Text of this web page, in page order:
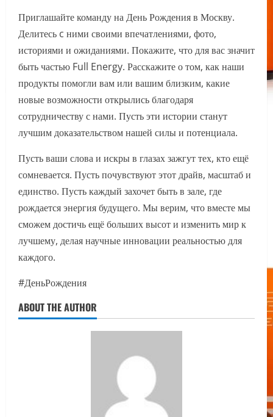
Приглашайте команду на День Рождения в Москву.
Делитесь c ними своими впечатлениями, фото,
историями и ожиданиями. Покажите, что для вас значит
быть частью Full Energy. Расскажите о том, как наши
продукты помогли вам или вашим близким, какие
новые возможности открылись благодаря
сотрудничеству с нами. Пусть эти истории станут
лучшим доказательством нашей силы и потенциала.
Пусть ваши слова и искры в глазах зажгут тех, кто ещё
сомневается. Пусть почувствуют этот драйв, масштаб и
единство. Пусть каждый захочет быть в зале, где
рождается энергия будущего. Мы верим, что вместе мы
сможем достичь ещё больших высот и изменить мир к
лучшему, делая научные инновации реальностью для
каждого.
#ДеньРождения
ABOUT THE AUTHOR